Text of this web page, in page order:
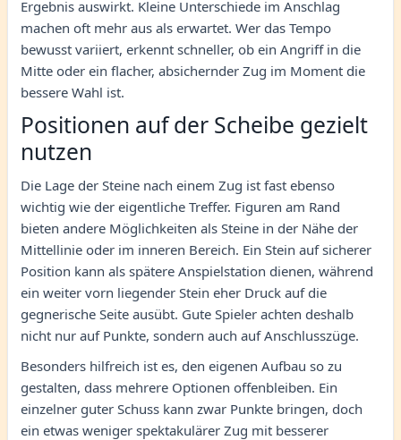
Ergebnis auswirkt. Kleine Unterschiede im Anschlag
machen oft mehr aus als erwartet. Wer das Tempo
bewusst variiert, erkennt schneller, ob ein Angriff in die
Mitte oder ein flacher, absichernder Zug im Moment die
bessere Wahl ist.
Positionen auf der Scheibe gezielt
nutzen
Die Lage der Steine nach einem Zug ist fast ebenso
wichtig wie der eigentliche Treffer. Figuren am Rand
bieten andere Möglichkeiten als Steine in der Nähe der
Mittellinie oder im inneren Bereich. Ein Stein auf sicherer
Position kann als spätere Anspielstation dienen, während
ein weiter vorn liegender Stein eher Druck auf die
gegnerische Seite ausübt. Gute Spieler achten deshalb
nicht nur auf Punkte, sondern auch auf Anschlusszüge.
Besonders hilfreich ist es, den eigenen Aufbau so zu
gestalten, dass mehrere Optionen offenbleiben. Ein
einzelner guter Schuss kann zwar Punkte bringen, doch
ein etwas weniger spektakulärer Zug mit besserer